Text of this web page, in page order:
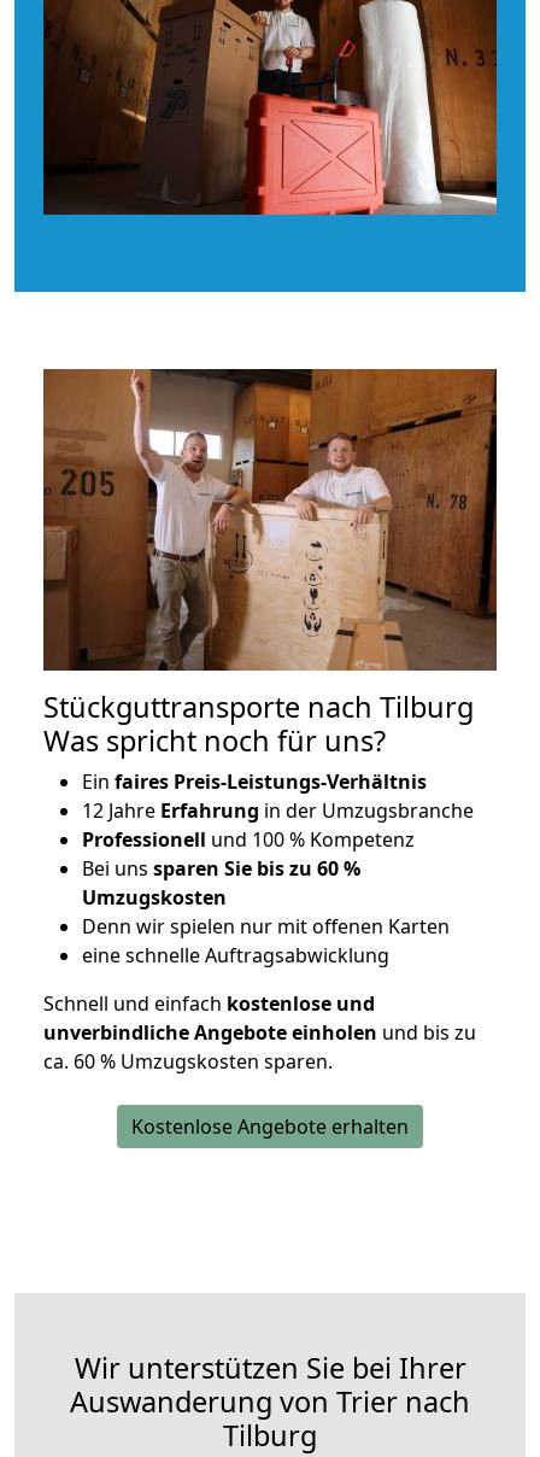
Stückguttransporte nach Tilburg
Was spricht noch für uns?
Ein faires Preis-Leistungs-Verhältnis
12 Jahre Erfahrung in der Umzugsbranche
Professionell und 100 % Kompetenz
Bei uns sparen Sie bis zu 60 %
Umzugskosten
Denn wir spielen nur mit offenen Karten
eine schnelle Auftragsabwicklung
Schnell und einfach kostenlose und
unverbindliche Angebote einholen und bis zu
ca. 60 % Umzugskosten sparen.
Kostenlose Angebote erhalten
Wir unterstützen Sie bei Ihrer
Auswanderung von Trier nach
Tilburg